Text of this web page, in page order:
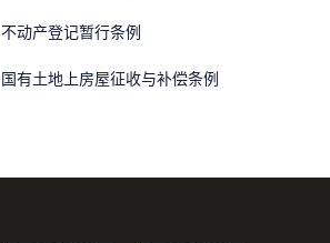
· 不动产登记暂行条例
· 国有土地上房屋征收与补偿条例